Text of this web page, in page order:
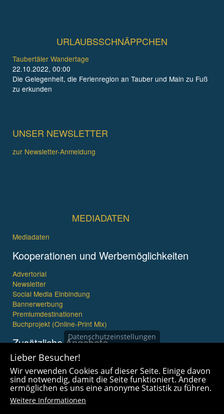
URLAUBSSCHNÄPPCHEN
Taubertäler Wandertage
22.10.2022, 00:00
Die Gelegenheit, die Ferienregion an Tauber und Main zu Fuß
zu erkunden
UNSER NEWSLETTER
zur Newsletter-Anmeldung
MEDIADATEN
Mediadaten
Kooperationen und Werbemöglichkeiten
Advertorial
Newsletter
Social Media Einbindung
Bannerwerbung
Premiumdestinationen
Buchprojekt (Online-Print Mix)
Zusätzliche Angebote
Imagefilme und mehr
360° x 360° Fotografie
Datenschutzeinstellungen
Lieber Besucher!
Wir verwenden Cookies auf dieser Seite. Einige davon
sind notwendig, damit die Seite funktioniert. Andere
ermöglichen es uns eine anonyme Statistik zu führen.
Weitere Informationen